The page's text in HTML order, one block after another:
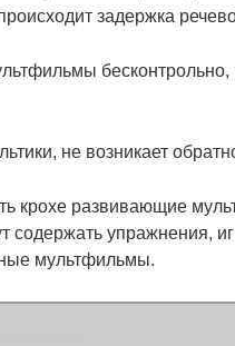
задержка
не возникает
крохе развивающие
содержать упражнения,
мультфильмы.